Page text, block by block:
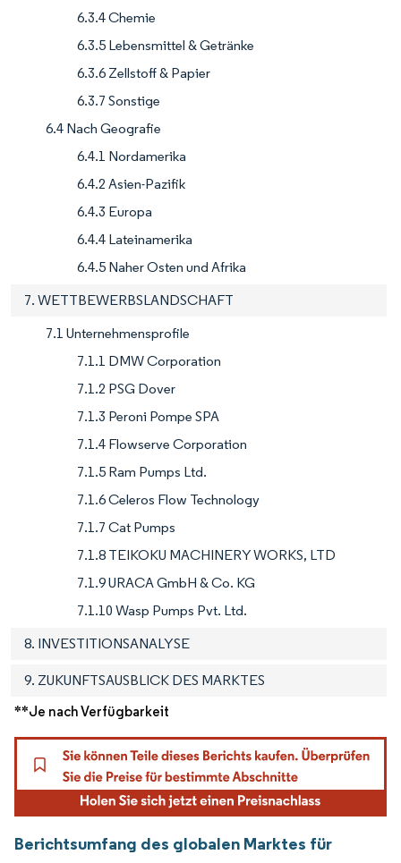
6.3.4 Chemie
6.3.5 Lebensmittel & Getränke
6.3.6 Zellstoff & Papier
6.3.7 Sonstige
6.4 Nach Geografie
6.4.1 Nordamerika
6.4.2 Asien-Pazifik
6.4.3 Europa
6.4.4 Lateinamerika
6.4.5 Naher Osten und Afrika
7. WETTBEWERBSLANDSCHAFT
7.1 Unternehmensprofile
7.1.1 DMW Corporation
7.1.2 PSG Dover
7.1.3 Peroni Pompe SPA
7.1.4 Flowserve Corporation
7.1.5 Ram Pumps Ltd.
7.1.6 Celeros Flow Technology
7.1.7 Cat Pumps
7.1.8 TEIKOKU MACHINERY WORKS, LTD
7.1.9 URACA GmbH & Co. KG
7.1.10 Wasp Pumps Pvt. Ltd.
8. INVESTITIONSANALYSE
9. ZUKUNFTSAUSBLICK DES MARKTES
**Je nach Verfügbarkeit
Berichtsumfang des globalen Marktes für